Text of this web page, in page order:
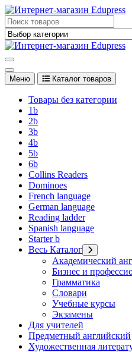
Перейти
к
содержимому
Edupress Uzbekistan, Edupress
английском языке
английском языке
Меню Каталог товаров
Товары без категории
1b
2b
3b
4b
5b
6b
Collins Readers
Dominoes
French language
German language
Reading ladder
Spanish language
Starter b
Весь Каталог
Академический
Бизнес и
Грамматика
Словари
Учебные курсы
Экзамены
Для учителей
Предметный английский
Художественная